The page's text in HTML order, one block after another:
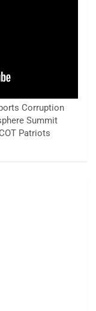
Corruption
Summit
Patriots